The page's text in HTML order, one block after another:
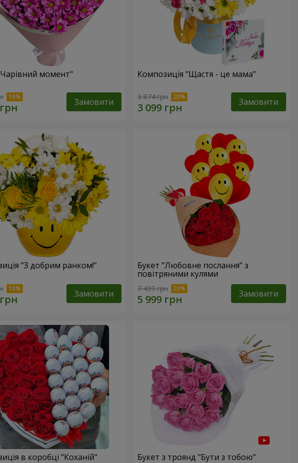
момент"
Замовити
Композиція "Щастя - це мама"
3 874 грн Замовити
"З добрим ранком!"
Замовити
Букет "Любовне послання" з
повітряними кулями
7 499 грн Замовити
в коробці "Коханій" Букет з троянд "Бути з тобою"